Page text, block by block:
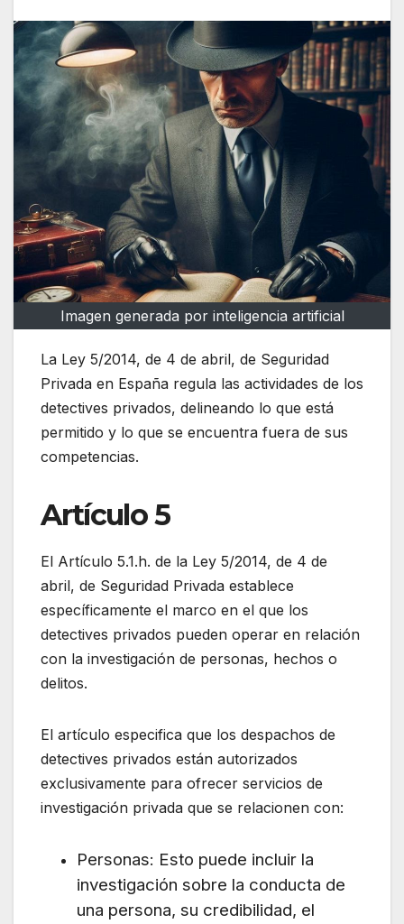
Imagen generada por inteligencia artificial
La Ley 5/2014, de 4 de abril, de Seguridad
Privada en España regula las actividades de los
detectives privados, delineando lo que está
permitido y lo que se encuentra fuera de sus
competencias.
Artículo 5
El Artículo 5.1.h. de la Ley 5/2014, de 4 de
abril, de Seguridad Privada establece
específicamente el marco en el que los
detectives privados pueden operar en relación
con la investigación de personas, hechos o
delitos.
El artículo especifica que los despachos de
detectives privados están autorizados
exclusivamente para ofrecer servicios de
investigación privada que se relacionen con:
Personas: Esto puede incluir la
investigación sobre la conducta de
una persona, su credibilidad, el